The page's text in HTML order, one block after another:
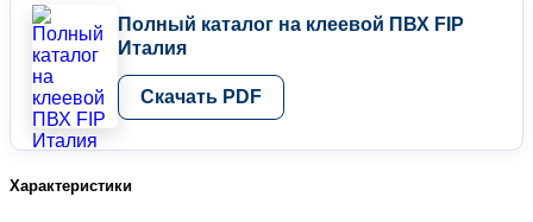
Полный каталог на клеевой ПВХ FIP
Италия
Скачать PDF
Характеристики